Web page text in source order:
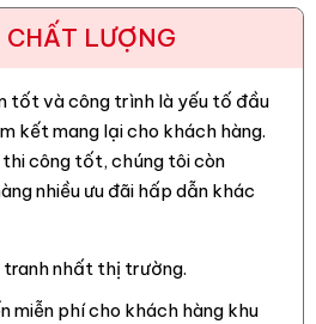
hiện đại, phù hợp với nhiều
có khả năng chống chịu thời tiết,
động môi trường.
chống rêu mốc, đảm bảo độ
KVN và keo vữa, giúp tiết kiệm
CHẤT LƯỢNG
tốt và công trình là yếu tố đầu
kết mang lại cho khách hàng.
công tốt, chúng tôi còn
nhiều ưu đãi hấp dẫn khác
tranh nhất thị trường.
miễn phí cho khách hàng khu